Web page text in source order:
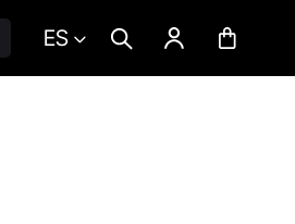
ES